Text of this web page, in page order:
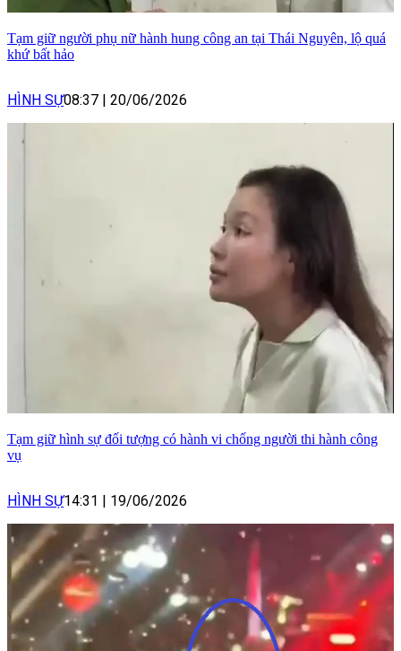
Tạm giữ người phụ nữ hành hung công an tại Thái Nguyên, lộ quá
khứ bất hảo
HÌNH SỰ08:37 20/06/2026
Tạm giữ hình sự đối tượng có hành vi chống người thi hành công
vụ
HÌNH SỰ14:31 | 19/06/2026